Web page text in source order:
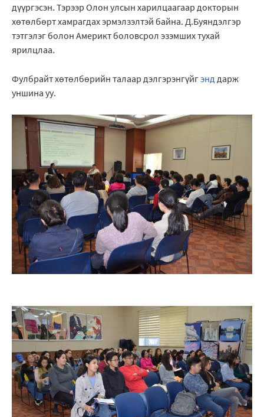
дүүргэсэн. Тэрээр Олон улсын харилцаагаар докторын
хөтөлбөрт хамрагдах эрмэлзэлтэй байна. Д.Буяндэлгэр
тэтгэлэг болон Америкт боловсрол эзэмших тухай
ярилцлаа.
Фулбрайт хөтөлбөрийн талаар дэлгэрэнгүйгэнддарж
уншина уу.